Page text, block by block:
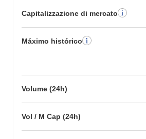
Capitalizzazione di mercato
Máximo histórico
Volume (24h)
Vol / M Cap (24h)